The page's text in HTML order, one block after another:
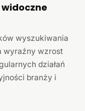
wyszukiwania
wyraźny wzrost
działań
branży i